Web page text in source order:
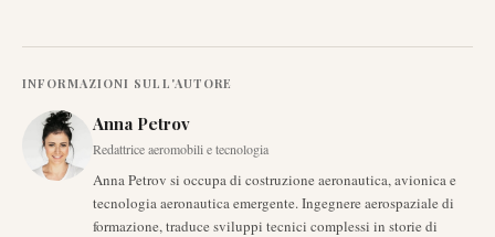
INFORMAZIONI SULL'AUTORE
Anna Petrov
Redattrice aeromobili e tecnologia
Anna Petrov si occupa di costruzione aeronautica, avionica e
tecnologia aeronautica emergente. Ingegnere aerospaziale di
formazione, traduce sviluppi tecnici complessi in storie di